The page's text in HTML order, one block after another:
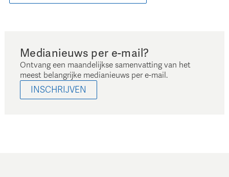
Medianieuws per e-mail?
Ontvang een maandelijkse samenvatting van het
meest belangrijke medianieuws per e-mail.
INSCHRIJVEN